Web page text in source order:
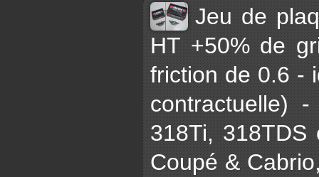
Jeu de
HT +50% de
friction de 0.6 -
contractuelle)
318Ti, 318TDS
Coupé &